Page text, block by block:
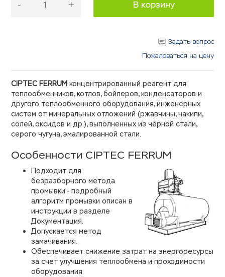
- + В корзину
Задать вопрос
Пожаловаться на цену
CIPTEC FERRUM концентрированный реагент для
теплообменников, котлов, бойлеров, конденсаторов и
другого теплообменного оборудования, инженерных
систем от минеральных отложений (ржавчины, накипи,
солей, оксидов и др.), выполненных из чёрной стали,
серого чугуна, эмалированной стали.
Особенности CIPTEC FERRUM
Подходит для
безразборного метода
промывки - подробный
алгоритм промывки описан в
инструкции в разделе
Документация.
Допускается метод
замачивания.
Обеспечивает снижение затрат на энергоресурсы
за счет улучшения теплообмена и проходимости
оборудования.